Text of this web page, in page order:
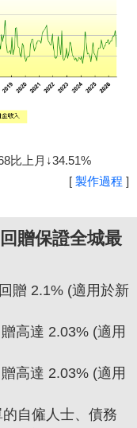
比上月↓34.51%
[ 製作過程 ]
贈保證全城最
贈 2.1% (適用於新
高達 2.03% (適用
高達 2.03% (適用
自僱人士、債務